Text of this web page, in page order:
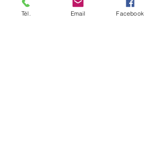
qualité afin de la protéger et
d’obtenir une belle finition.
Tél. Email Facebook